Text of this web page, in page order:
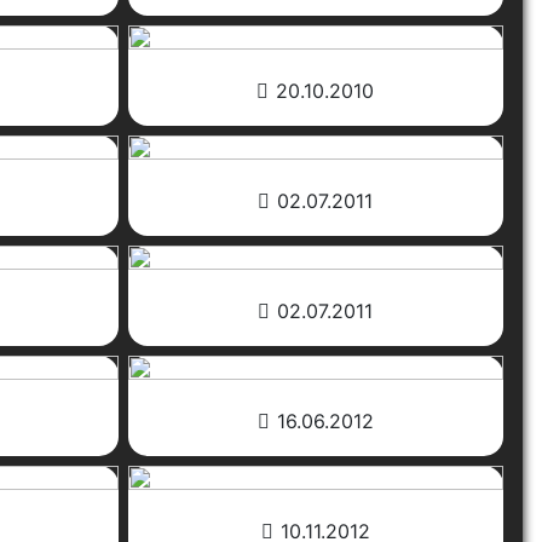
20.10.2010
02.07.2011
02.07.2011
16.06.2012
10.11.2012